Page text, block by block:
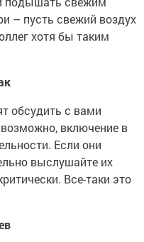
– пусть свежий воздух
хотя бы таким
обсудить с вами
включение в
Если они
выслушайте их
Все-таки это